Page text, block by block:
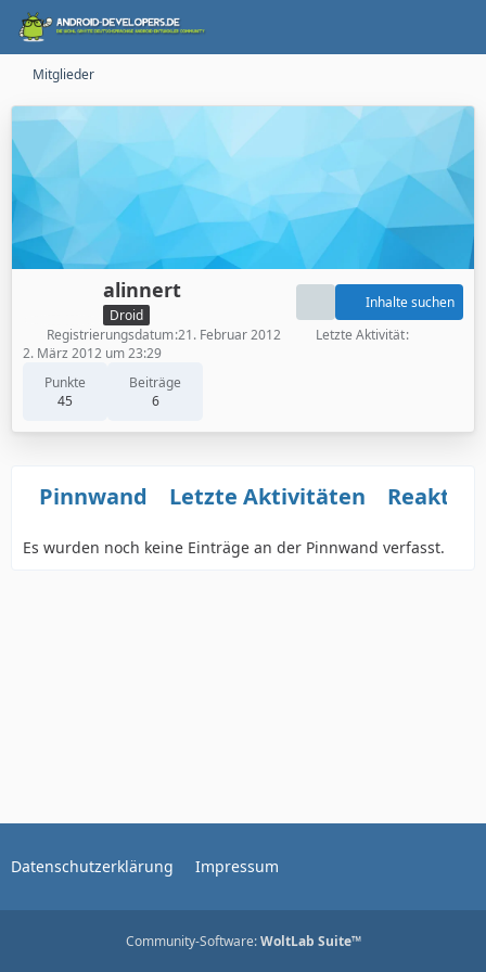
Mitglieder
alinnert
Droid
Punkte
45
Beiträge
6
Inhalte suchen
Registrierungsdatum 21. Februar 2012
Letzte Aktivität
2. März 2012 um 23:29
Pinnwand Letzte Aktivitäten
Es wurden noch keine Einträge an der Pinnwand verfasst.
Datenschutzerklärung Impressum
Community-Software:WoltLab Suite™